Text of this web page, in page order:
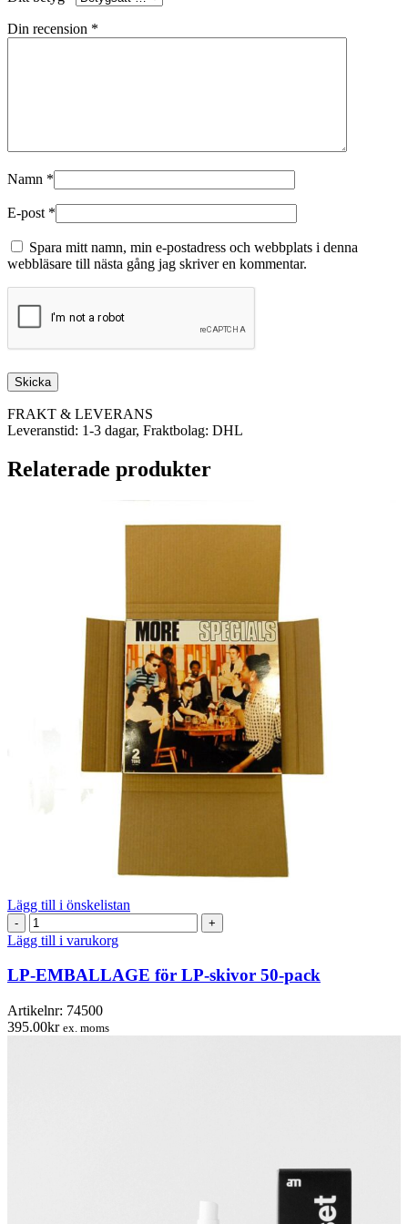
Din recension *
Namn *
E-post *
Spara mitt namn, min e-postadress och webbplats i denna
webbläsare till nästa gång jag skriver en kommentar.
FRAKT & LEVERANS
Leveranstid: 1-3 dagar, Fraktbolag: DHL
Relaterade produkter
Lägg till i önskelistan
LP-
EMBALLAGE
för
LP-
skivor
50-
pack
mängd
Lägg till i varukorg
LP-EMBALLAGE för LP-skivor 50-pack
Artikelnr: 74500
395.00kr ex. moms